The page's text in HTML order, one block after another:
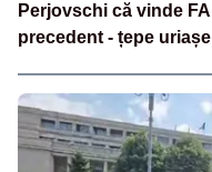
Perjovschi că vinde
precedent - țepe